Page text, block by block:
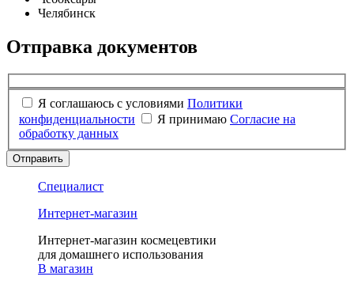
Челябинск
Отправка документов
Я соглашаюсь с условиями Политики
конфиденциальности
Я принимаю Согласие на
обработку данных
Отправить
Специалист
Интернет-магазин
Интернет-магазин космецевтики
для домашнего использования
В магазин